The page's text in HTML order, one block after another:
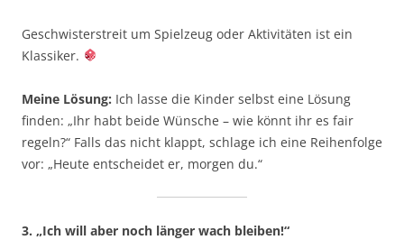
Geschwisterstreit um Spielzeug oder Aktivitäten ist ein
Klassiker.
Meine Lösung: Ich lasse die Kinder selbst eine Lösung
finden: „Ihr habt beide Wünsche – wie könnt ihr es fair
regeln?“ Falls das nicht klappt, schlage ich eine Reihenfolge
vor: „Heute entscheidet er, morgen du.“
3. „Ich will aber noch länger wach bleiben!“